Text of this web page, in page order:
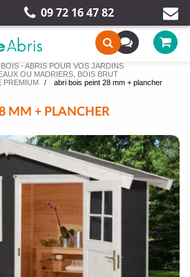
09 72 16 47 82
- ABRIS POUR VOS JARDINS
OU MADRIERS, BOIS BRUT
PREMIUM
abri bois peint 28 mm + plancher
MM + PLANCHER